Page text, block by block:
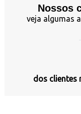
Nossos
veja algumas
dos clientes